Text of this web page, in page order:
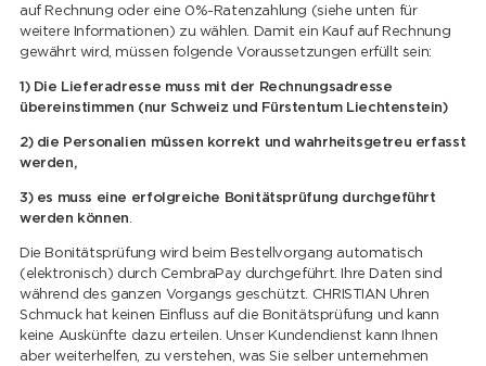
auf Rechnung oder eine 0%-Ratenzahlung (siehe unten für
weitere Informationen) zu wählen. Damit ein Kauf auf Rechnung
gewährt wird, müssen folgende Voraussetzungen erfüllt sein:
1) Die Lieferadresse muss mit der Rechnungsadresse
übereinstimmen (nur Schweiz und Fürstentum Liechtenstein)
2) die Personalien müssen korrekt und wahrheitsgetreu erfasst
werden,
3) es muss eine erfolgreiche Bonitätsprüfung durchgeführt
werden können.
Die Bonitätsprüfung wird beim Bestellvorgang automatisch
(elektronisch) durch CembraPay durchgeführt. Ihre Daten sind
während des ganzen Vorgangs geschützt. CHRISTIAN Uhren
Schmuck hat keinen Einfluss auf die Bonitätsprüfung und kann
keine Auskünfte dazu erteilen. Unser Kundendienst kann Ihnen
aber weiterhelfen, zu verstehen, was Sie selber unternehmen